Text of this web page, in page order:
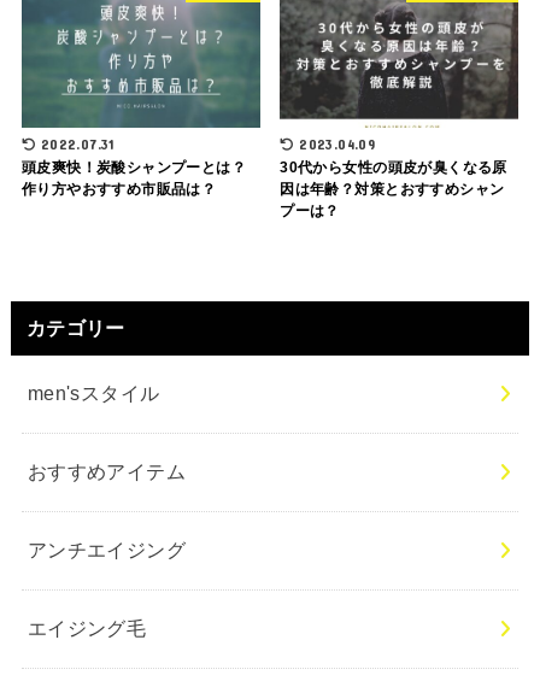
2022.07.31
頭皮爽快！炭酸シャンプーとは？
作り方やおすすめ市販品は？
2023.04.09
30代から女性の頭皮が臭くなる原
因は年齢？対策とおすすめシャン
プーは？
カテゴリー
men'sスタイル
おすすめアイテム
アンチエイジング
エイジング毛